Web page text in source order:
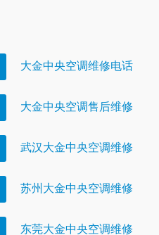
大金中央空调维修电话
大金中央空调售后维修
武汉大金中央空调维修
苏州大金中央空调维修
东莞大金中央空调维修